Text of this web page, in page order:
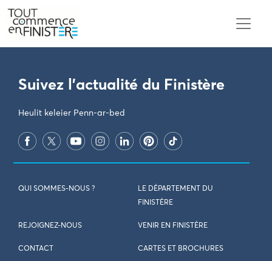
PARAMÈTRES DES COOKIES
Suivez l'actualité du Finistère
Heulit keleier Penn-ar-bed
QUI SOMMES-NOUS ?
LE DÉPARTEMENT DU
FINISTÈRE
REJOIGNEZ-NOUS VENIR EN FINISTÈRE
CONTACT CARTES ET BROCHURES